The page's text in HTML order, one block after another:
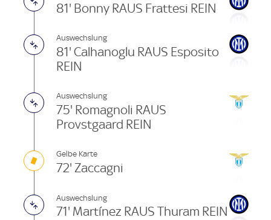
81' Bonny RAUS Frattesi REIN
Auswechslung
81' Calhanoglu RAUS Esposito
REIN
Auswechslung
75' Romagnoli RAUS
Provstgaard REIN
Gelbe Karte
72' Zaccagni
Auswechslung
71' Martínez RAUS Thuram REIN